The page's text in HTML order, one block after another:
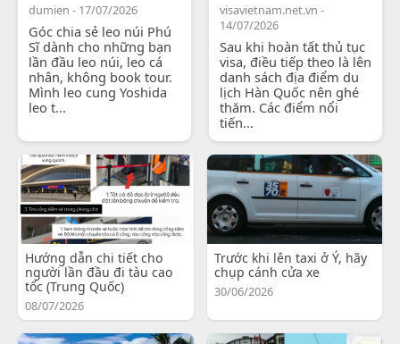
dumien - 17/07/2026
Góc chia sẻ leo núi Phú
Sĩ dành cho những bạn
lần đầu leo núi, leo cá
nhân, không book tour.
Mình leo cung Yoshida
leo t...
visavietnam.net.vn -
14/07/2026
Sau khi hoàn tất thủ tục
visa, điều tiếp theo là lên
danh sách địa điểm du
lịch Hàn Quốc nên ghé
thăm. Các điểm nổi
tiến...
Hướng dẫn chi tiết cho
người lần đầu đi tàu cao
tốc (Trung Quốc)
08/07/2026
Trước khi lên taxi ở Ý, hãy
chụp cánh cửa xe
30/06/2026